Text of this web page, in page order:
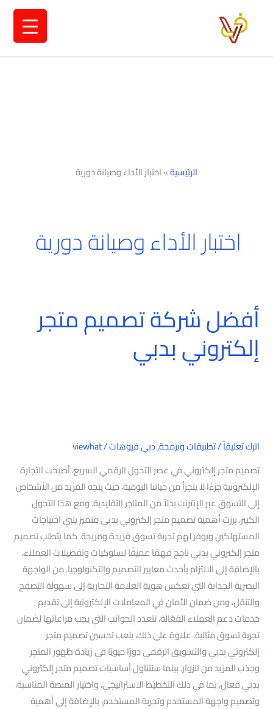
الرئيسية»اختبار الأداء وصيانة دورية
اختبار الأداء وصيانة دورية
أفضل شركة تصميم متجر
إلكتروني بدبي
اترك تعليقاً/تطبيقات وبرمجة,دبي فيوهات/
viewhat
تصميم متجر إلكتروني في عصر التحول الرقمي السريع، أصبحت التجارة
الإلكترونية جزءًا لا يتجزأ من حياتنا اليومية، حيث يتجه المزيد من الأشخاص
إلى التسوق عبر الإنترنت بدلاً من المتاجر التقليدية. ومع هذا التحول
الكبير، برزت أهمية تصميم متجر إلكتروني بدبي متميز يلبي احتياجات
المستهلكين ويوفر لهم تجربة تسوق فريدة ومريحة. كما يتطلب تصميم
متجر إلكتروني بدبي ناجح فهمًا عميقًا لسلوكيات وتفضيلات العملاء،
بالإضافة إلى الالتزام بأحدث معايير التصميم والتكنولوجيا. من الواجهة
البصرية الجذابة التي تعكس هوية العلامة التجارية إلى سهولة التصفح
والتنقل، ومن ضمان الأمان في المعاملات الإلكترونية إلى تقديم
خدمات دعم العملاء الفعّالة، تتعدد الجوانب التي يجب مراعاتها لضمان
تجربة تسوق مثالية. علاوة على ذلك، يلعب تحسين تصميم متجر
إلكتروني بدبي والتسويق الرقمي دورًا حيويًا في زيادة ظهور المتجر
وجذب المزيد من الزوار. بينما سنتناول أساسيات تصميم متجر إلكتروني
بدبي فعال، بما في ذلك التخطيط الاستراتيجي، واختيار المنصة المناسبة،
وتصميم واجهة المستخدم وتجربة المستخدم، بالإضافة إلى أهمية
أفضل
شركة
تصميم
متجر